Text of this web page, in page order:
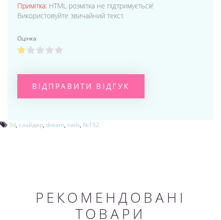
Примітка: HTML розмітка не підтримується!
Використовуйте звичайний текст.
Оцінка
ВІДПРАВИТИ ВІДГУК
3d, слайдер, dream, nails, №152
РЕКОМЕНДОВАНІ
ТОВАРИ